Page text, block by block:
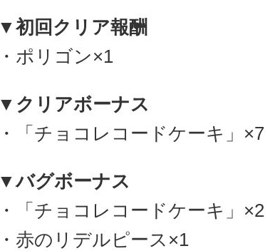
▼初回クリア報酬
・ポリゴン×1
▼クリアボーナス
・「チョコレコードケーキ」×7
▼バグボーナス
・「チョコレコードケーキ」×2
・赤のリデルピース×1